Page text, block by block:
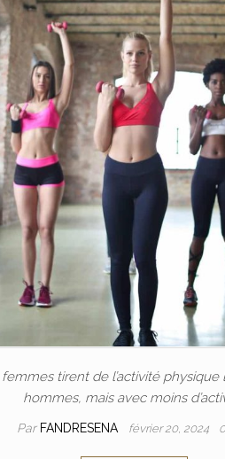
tirent de l’activité
hommes, mais avec moins
Par FANDRESENA février 20, 2024